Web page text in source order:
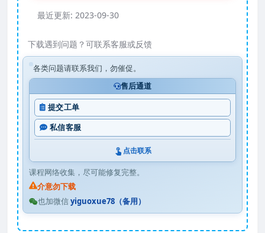
最近更新: 2023-09-30
下载遇到问题？可联系客服或反馈
各类问题请联系我们，勿催促。
售后通道
提交工单
私信客服
点击联系
课程网络收集，尽可能修复完整。
介意勿下载
也加微信yiguoxue78（备用）